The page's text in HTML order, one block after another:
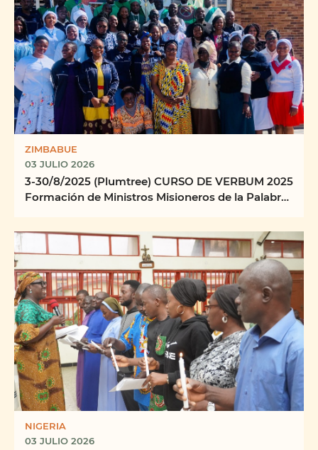
ZIMBABUE
03 JULIO 2026
3-30/8/2025 (Plumtree) CURSO DE VERBUM 2025
Formación de Ministros Misioneros de la Palabra
NIGERIA
03 JULIO 2026